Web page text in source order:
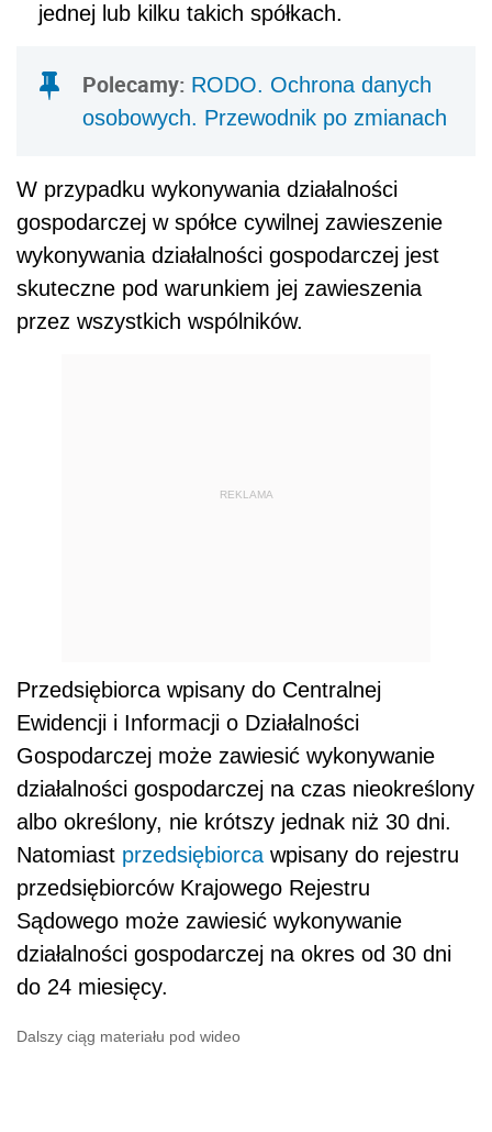
jednej lub kilku takich spółkach.
Polecamy: RODO. Ochrona danych
osobowych. Przewodnik po zmianach
W przypadku wykonywania działalności
gospodarczej w spółce cywilnej zawieszenie
wykonywania działalności gospodarczej jest
skuteczne pod warunkiem jej zawieszenia
przez wszystkich wspólników.
REKLAMA
Przedsiębiorca wpisany do Centralnej
Ewidencji i Informacji o Działalności
Gospodarczej może zawiesić wykonywanie
działalności gospodarczej na czas nieokreślony
albo określony, nie krótszy jednak niż 30 dni.
Natomiast przedsiębiorca wpisany do rejestru
przedsiębiorców Krajowego Rejestru
Sądowego może zawiesić wykonywanie
działalności gospodarczej na okres od 30 dni
do 24 miesięcy.
Dalszy ciąg materiału pod wideo